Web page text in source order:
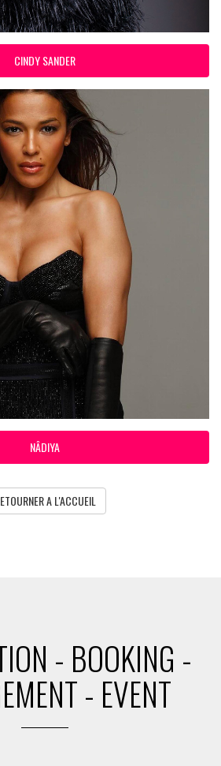
CINDY SANDER
NÂDIYA
A L'ACCUEIL
- BOOKING -
- EVENT